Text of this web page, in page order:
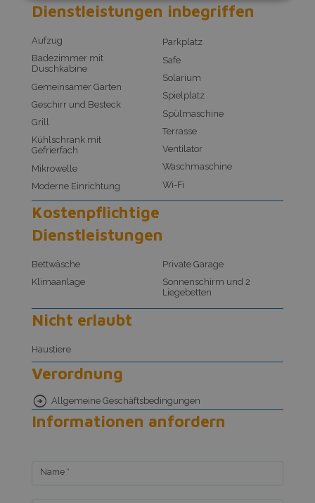
Dienstleistungen inbegriffen
Aufzug
Badezimmer mit
Duschkabine
Gemeinsamer Garten
Geschirr und Besteck
Grill
Kühlschrank mit
Gefrierfach
Mikrowelle
Moderne Einrichtung
Parkplatz
Safe
Solarium
Spielplatz
Spülmaschine
Terrasse
Ventilator
Waschmaschine
Wi-Fi
Kostenpflichtige
Dienstleistungen
Bettwäsche
Klimaanlage
Private Garage
Sonnenschirm und 2
Liegebetten
Nicht erlaubt
Haustiere
Verordnung
Allgemeine Geschäftsbedingungen
Informationen anfordern
Name *